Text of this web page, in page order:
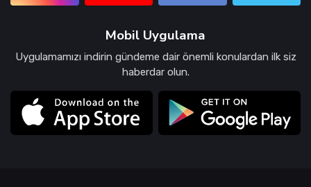
Mobil Uygulama
Uygulamamızı indirin gündeme dair önemli konulardan ilk siz
haberdar olun.